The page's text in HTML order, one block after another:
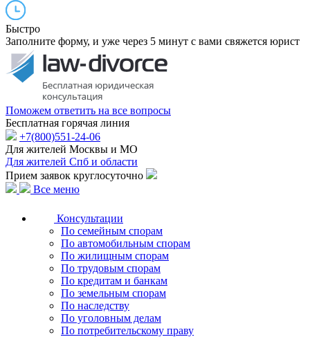
Быстро
Заполните форму, и уже через 5 минут с вами свяжется юрист
Поможем ответить на все вопросы
Бесплатная горячая линия
+7(800)551-24-06
Для жителей Москвы и МО
Для жителей Спб и области
Прием заявок круглосуточно
Все меню
Консультации
По семейным спорам
По автомобильным спорам
По жилищным спорам
По трудовым спорам
По кредитам и банкам
По земельным спорам
По наследству
По уголовным делам
По потребительскому праву